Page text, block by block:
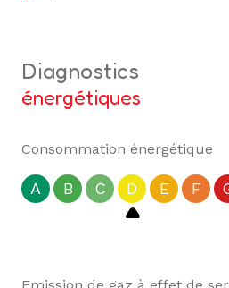
diagnostics
énergétiques
Consommation énergétique
A B C D E F
Emission de gaz à effet de